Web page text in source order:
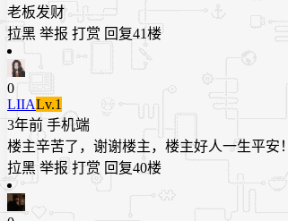
老板发财
拉黑 举报 打赏 回复41楼
0
LIIALv.1
3年前 手机端
​楼主辛苦了，谢谢楼主，楼主好人一生平安！
拉黑 举报 打赏 回复40楼